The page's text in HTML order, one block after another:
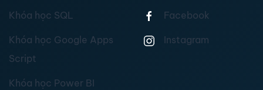
Khóa học SQL
Khóa học Google Apps
Script
Khóa học Power BI
Facebook
Instagram